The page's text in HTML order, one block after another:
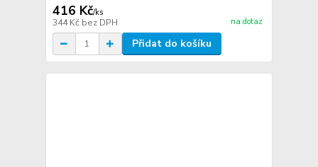
416 Kč/ks
344 Kč bez DPH na dotaz
Přidat do košíku